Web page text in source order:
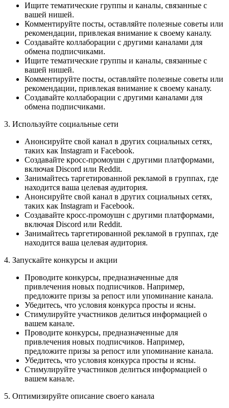
Ищите тематические группы и каналы, связанные с
вашей нишей.
Комментируйте посты, оставляйте полезные советы или
рекомендации, привлекая внимание к своему каналу.
Создавайте коллаборации с другими каналами для
обмена подписчиками.
Ищите тематические группы и каналы, связанные с
вашей нишей.
Комментируйте посты, оставляйте полезные советы или
рекомендации, привлекая внимание к своему каналу.
Создавайте коллаборации с другими каналами для
обмена подписчиками.
3. Используйте социальные сети
Анонсируйте свой канал в других социальных сетях,
таких как Instagram и Facebook.
Создавайте кросс-промоушн с другими платформами,
включая Discord или Reddit.
Занимайтесь таргетированной рекламой в группах, где
находится ваша целевая аудитория.
Анонсируйте свой канал в других социальных сетях,
таких как Instagram и Facebook.
Создавайте кросс-промоушн с другими платформами,
включая Discord или Reddit.
Занимайтесь таргетированной рекламой в группах, где
находится ваша целевая аудитория.
4. Запускайте конкурсы и акции
Проводите конкурсы, предназначенные для
привлечения новых подписчиков. Например,
предложите призы за репост или упоминание канала.
Убедитесь, что условия конкурса просты и ясны.
Стимулируйте участников делиться информацией о
вашем канале.
Проводите конкурсы, предназначенные для
привлечения новых подписчиков. Например,
предложите призы за репост или упоминание канала.
Убедитесь, что условия конкурса просты и ясны.
Стимулируйте участников делиться информацией о
вашем канале.
5. Оптимизируйте описание своего канала